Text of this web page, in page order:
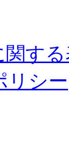
関す
リシー